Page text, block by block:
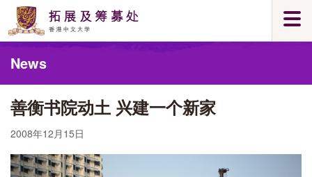
Skip
main
Main
content
News
善衡书院动土 兴建一个新家
2008年12月15日